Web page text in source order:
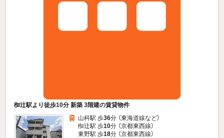
椥辻駅より徒歩10分 新築 3階建の賃貸物件
山科駅 歩36分 （東海道線など）
椥辻駅 歩10分 （京都東西線）
東野駅 歩18分 （京都東西線）